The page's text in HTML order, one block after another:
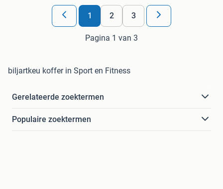
1 2 3
Pagina 1 van 3
biljartkeu koffer in Sport en Fitness
Gerelateerde zoektermen
Populaire zoektermen